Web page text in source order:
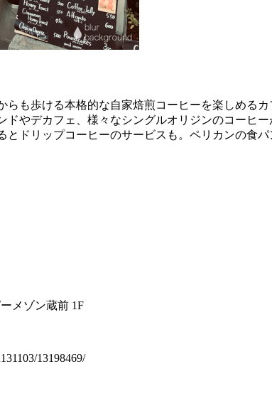
らも歩ける本格的な自家焙煎コーヒーを楽しめる
ドやデカフェ、様々なシングルオリジンのコーヒ
とドリップコーヒーのサービスも。ペリカンの食
ーメゾン蔵前 1F
13198469/